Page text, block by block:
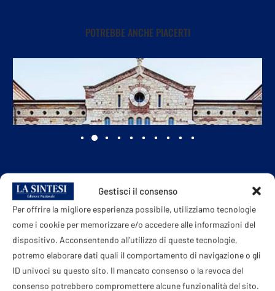
Gestisci il consenso
Per offrire la migliore esperienza possibile, utilizziamo tecnologie
come i cookie per memorizzare e/o accedere alle informazioni del
dispositivo. Acconsentendo all'utilizzo di queste tecnologie,
potremo elaborare dati quali il comportamento di navigazione o gli
ID univoci su questo sito. Il mancato consenso o la revoca del
consenso potrebbero compromettere alcune funzionalità del sito.
POTREBBE ANCHE PIACERTI
Università di Verona, aperte le iscrizioni al Master...
7 Agosto 2026